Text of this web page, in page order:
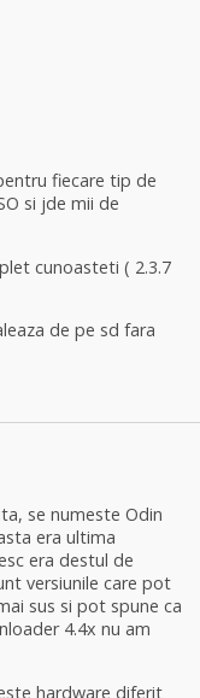
fiecare tip de
si jde mii de
cunoasteti ( 2.3.7
de pe sd fara
se numeste Odin
era ultima
era destul de
versiunile care pot
sus si pot spune ca
4.4x nu am
hardware diferit